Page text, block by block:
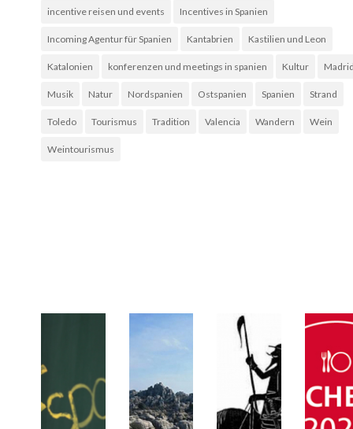
incentive reisen und events Incentives in Spanien
Incoming Agentur für Spanien Kantabrien Kastilien und Leon
Katalonien konferenzen und meetings in spanien Kultur
Musik Natur Nordspanien Ostspanien Spanien Strand
Toledo Tourismus Tradition Valencia Wandern Wein
Weintourismus